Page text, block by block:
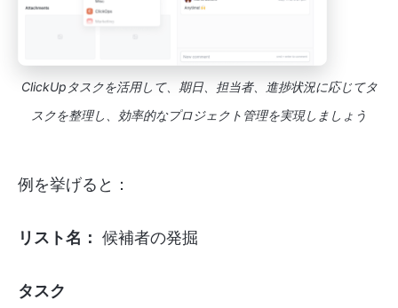
ClickUpタスクを活用して、期日、担当者、進捗状況に応じてタ
スクを整理し、効率的なプロジェクト管理を実現しましょう
例を挙げると：
リスト名： 候補者の発掘
タスク